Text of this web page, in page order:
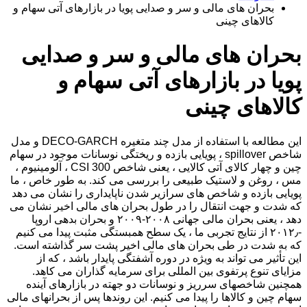
بحران های مالی و سر و صدایی پویا در بازارهای آتی سهام و
کالاهای چینی
بحران های مالی و سر و صدایی
پویا در بازارهای آتی سهام و
کالاهای چینی
این مطالعه با استفاده از مدل چند متغیره DECO-GARCH و مدل
شاخص spillover ، پویایی بازده و ریختگی نوسانات موجود در سهام
چین و چهار کالای آتی کالایی ، یعنی شاخص CSI 300 ، آلومینیوم ،
مس ، روغن و لاستیک طبیعی را بررسی می کند. به طور خاص ، ما
پویایی بازده و شاخص های سرازیر شدن ناپایداری را نشان می دهد
که شدت و جهت انتقال را در طول بحران های مالی اخیر نشان می
دهد ، یعنی بحران مالی جهانی ۲۰۰۸-۲۰۰۹ و بحران بدهی اروپا
-۲۰۱۲٫ از نتایج تجربی ما ، یک سطح همبستگی مثبت پیدا می کنیم
که به شدت در طی بحران های مالی اخیر پشت سر گذاشته است.
این تأثیر می تواند به ویژه در دوره آشفتگی پایدار باشد ، که از
مزایای تنوع پرتفوی بین المللی برای سرمایه گذاران می کاهد.
همچنین شاخصهای سرریز و نوسانات دو جهته در بازارهای آینده
سهام چین و کالاها را پیدا می کنیم. این روندها پس از بحرانهای مالی